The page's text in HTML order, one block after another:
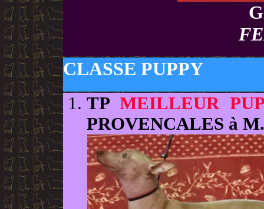
CLASSE PUPPY
TPMEILLEUR
PROVENCALES à